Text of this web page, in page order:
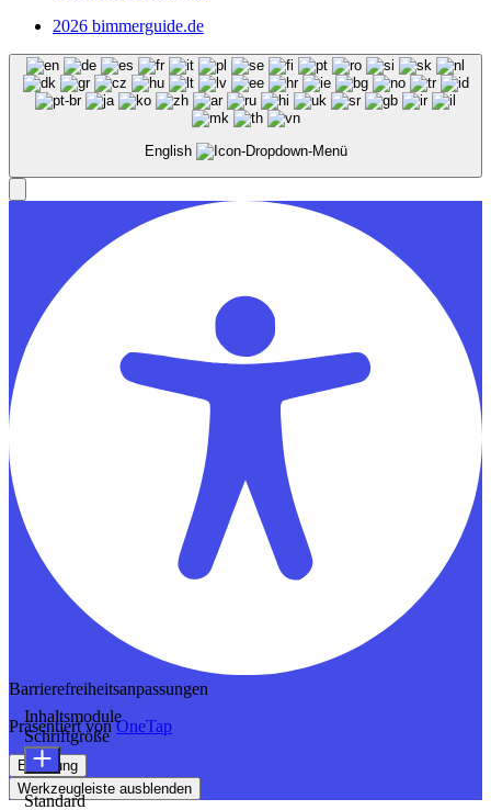
2026 bimmerguide.de
English
Barrierefreiheitsanpassungen
Präsentiert vonOneTap
Erklärung
Werkzeugleiste ausblenden
Inhaltsmodule
Schriftgröße
Standard